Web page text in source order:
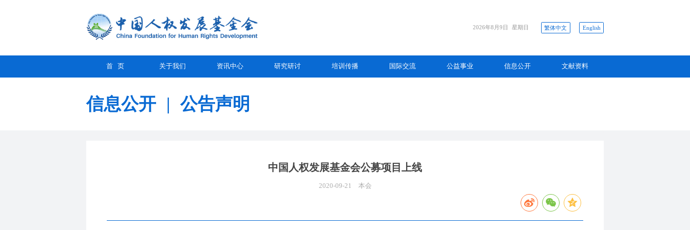
2026年8月9日 星期日 繁体中文 English
首 页 关于我们 资讯中心 研究研讨 培训传播 国际交流 公益事业 信息公开 文献资料
信息公开 | 公告声明
中国人权发展基金会公募项目上线
2020-09-21 本会